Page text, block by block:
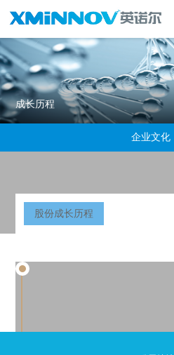
成长历程
企业文化
股份成长历程